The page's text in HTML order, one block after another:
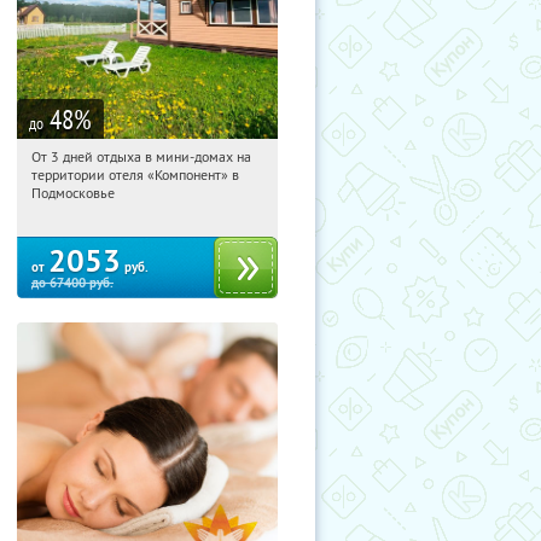
до 48%
22:54:51 Купили:116
Московская обл., Солнечногорский р-
От 3 дней отдыха в мини-домах на
территории отеля «Компонент» в
Подмосковье
от 2053 руб.
до67400руб.